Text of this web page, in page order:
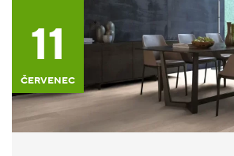
11
ČERVENEC